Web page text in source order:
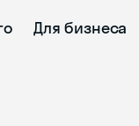
Для бизнеса